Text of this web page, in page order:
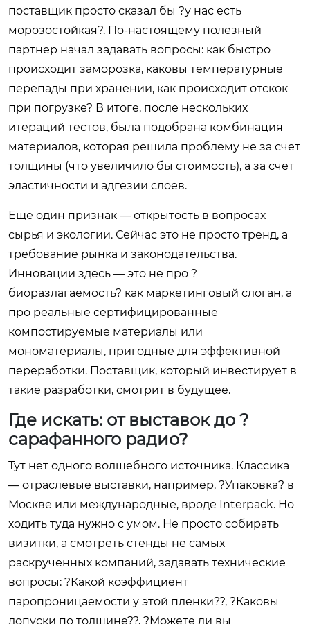
поставщик просто сказал бы ?у нас есть
морозостойкая?. По-настоящему полезный
партнер начал задавать вопросы: как быстро
происходит заморозка, каковы температурные
перепады при хранении, как происходит отскок
при погрузке? В итоге, после нескольких
итераций тестов, была подобрана комбинация
материалов, которая решила проблему не за счет
толщины (что увеличило бы стоимость), а за счет
эластичности и адгезии слоев.
Еще один признак — открытость в вопросах
сырья и экологии. Сейчас это не просто тренд, а
требование рынка и законодательства.
Инновации здесь — это не про ?
биоразлагаемость? как маркетинговый слоган, а
про реальные сертифицированные
компостируемые материалы или
мономатериалы, пригодные для эффективной
переработки. Поставщик, который инвестирует в
такие разработки, смотрит в будущее.
Где искать: от выставок до ?
сарафанного радио?
Тут нет одного волшебного источника. Классика
— отраслевые выставки, например, ?Упаковка? в
Москве или международные, вроде Interpack. Но
ходить туда нужно с умом. Не просто собирать
визитки, а смотреть стенды не самых
раскрученных компаний, задавать технические
вопросы: ?Какой коэффициент
паропроницаемости у этой пленки??, ?Каковы
допуски по толщине??, ?Можете ли вы